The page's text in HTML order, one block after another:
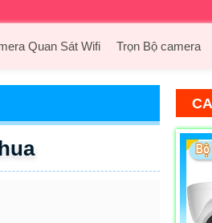
Quan Sát Wifi Trọn Bộ camera